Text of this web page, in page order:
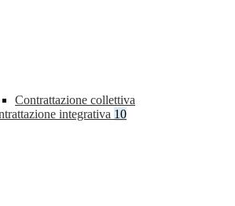
Contrattazione collettiva
integrativa 10